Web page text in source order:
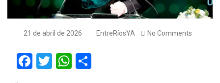
21 de abril de 2026 EntreRíosYA No Comments
F
T
W